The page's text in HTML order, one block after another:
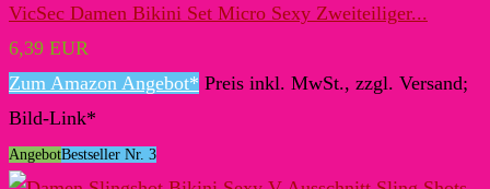
VicSec Damen Bikini Set Micro Sexy Zweiteiliger...
6,39 EUR
Zum Amazon Angebot* Preis inkl. MwSt., zzgl. Versand;
Bild-Link*
AngebotBestseller Nr. 3